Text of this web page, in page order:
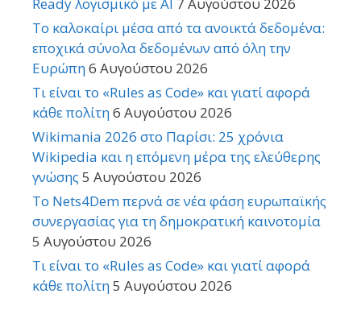
Το καλοκαίρι μέσα από τα ανοικτά δεδομένα:
εποχικά σύνολα δεδομένων από όλη την
Ευρώπη6 Αυγούστου 2026
Τι είναι το «Rules as Code» και γιατί αφορά
κάθε πολίτη6 Αυγούστου 2026
Wikimania 2026 στο Παρίσι: 25 χρόνια
Wikipedia και η επόμενη μέρα της ελεύθερης
γνώσης 5 Αυγούστου 2026
Το Nets4Dem περνά σε νέα φάση ευρωπαϊκής
συνεργασίας για τη δημοκρατική καινοτομία
5 Αυγούστου 2026
Τι είναι το «Rules as Code» και γιατί αφορά
κάθε πολίτη5 Αυγούστου 2026